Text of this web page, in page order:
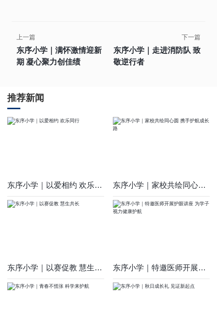
上一篇
东序小学｜满怀激情迎新
期 凝心聚力创佳绩
下一篇
东序小学｜走进消防队 致
敬逆行者
推荐新闻
东序小学｜以爱相约 欢乐同行 东序小学｜家校共绘同心圆 携手护航成长路
东序小学｜以赛促教 慧生共长 东序小学｜特邀医师开展护眼讲座 为学子视力健康护航